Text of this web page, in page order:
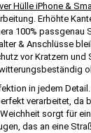
Hülle iPhone &
Erhöhte
100%
& Anschlüsse
vor Kratzern
in jedem
verarbeitet, da
sorgt für
das an eine